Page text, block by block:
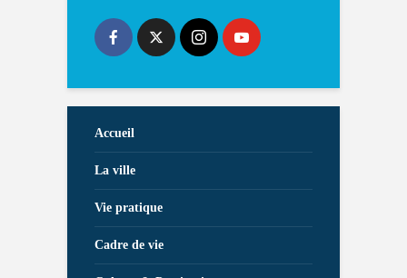
Accueil
La ville
Vie pratique
Cadre de vie